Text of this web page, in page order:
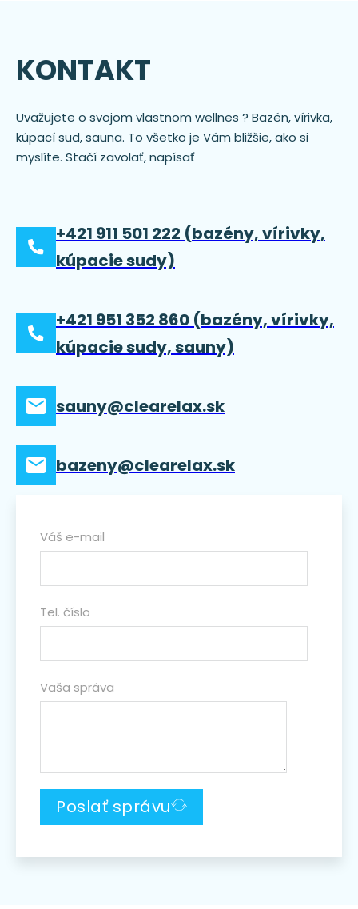
KONTAKT
Uvažujete o svojom vlastnom wellnes ? Bazén, vírivka,
kúpací sud, sauna. To všetko je Vám bližšie, ako si
myslíte. Stačí zavolať, napísať
+421 911 501 222 (bazény, vírivky,
kúpacie sudy)
+421 951 352 860 (bazény, vírivky,
kúpacie sudy, sauny)
sauny@clearelax.sk
bazeny@clearelax.sk
Váš e-mail
Tel. číslo
Vaša správa
Poslať správu